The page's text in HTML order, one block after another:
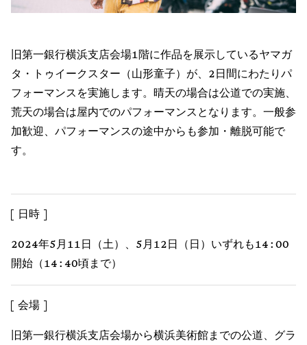
旧第一銀行横浜支店会場1階に作品を展示しているヤマガ
タ・トゥイークスター（山形童子）が、2日間にわたりパ
フォーマンスを実施します。晴天の場合は公道での実施、
荒天の場合は屋内でのパフォーマンスとなります。一般参
加歓迎、パフォーマンスの途中からも参加・離脱可能で
す。
日時
2024年5月11日（土）、5月12日（日）いずれも14:00
開始（14:40頃まで）
会場
旧第一銀行横浜支店会場から横浜美術館までの公道、グラ